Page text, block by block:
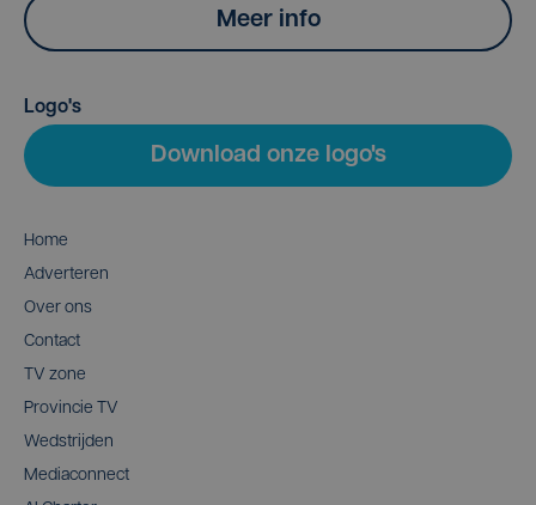
Meer info
Logo's
Download onze logo's
Home
Adverteren
Over ons
Contact
TV zone
Provincie TV
Wedstrijden
Mediaconnect